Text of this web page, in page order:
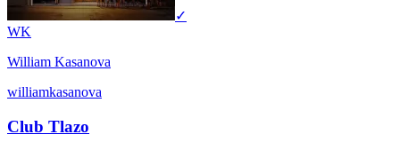
✓
WK
William Kasanova
williamkasanova
Club Tlazo